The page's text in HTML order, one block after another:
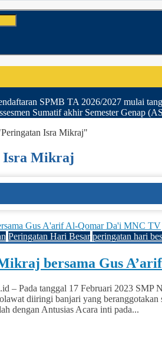
SPMB TA 2026/2027 mulai
Sumatif akhir Semester Genap
Isra Mikraj"
Isra Mikraj
Peringatan Hari Besar peringatan hari
bersama Gus
– Pada tanggal 17 Februari 2023 SMP
diiringi banjari yang
dengan Antusias Acara inti pada...